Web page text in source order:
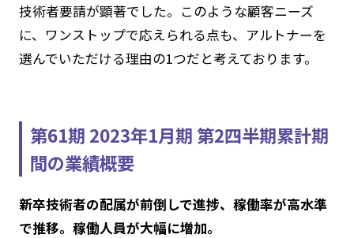
技術者要請が顕著でした。このような顧客ニーズ
に、ワンストップで応えられる点も、アルトナーを
選んでいただける理由の1つだと考えております。
第61期 2023年1月期 第2四半期累計期
間の業績概要
新卒技術者の配属が前倒しで進捗、稼働率が高水準
で推移。稼働人員が大幅に増加。